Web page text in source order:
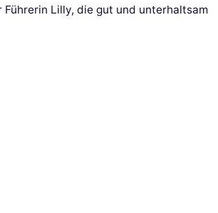
Lilly, die gut und unterhaltsam